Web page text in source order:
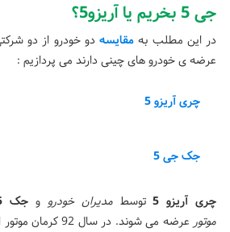
جی 5 بخریم یا آریزو5؟
در این مطلب به مقایسه دو خودرو از دو
عرضه ی خودرو های چینی دارند می پردازیم :
چری آریزو 5
جک جی5
چری آریزو 5 توسطمدیران خودرو و جک j5
موتور عرضه می شوند. در سال 92 کرمان موتور اقدام به عرضه ی